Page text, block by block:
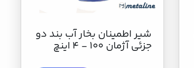
شير اطمینان بخار آب بند دو
جزئی آژمان 100 - 4 اینچ